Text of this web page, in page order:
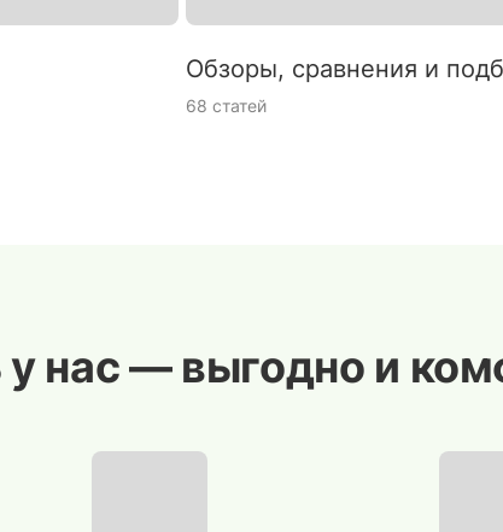
Обзоры, сравнения и
68 статей
у нас — выгодно и